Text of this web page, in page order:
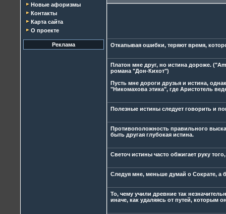
Новые афоризмы
Контакты
Карта сайта
О проекте
Реклама Откапывая ошибки, теряют время,
Платон мне друг, но истина дороже.
романа "Дон-Кихот")
Пусть мне дороги друзья и истина,
"Никомахова этика", где Аристотель
Полезные истины следует говорить и
Противоположность правильного
быть другая глубокая истина.
Светоч истины часто обжигает руку того,
Следуя мне, меньше думай о Сократе, а
То, чему учили древние так
иначе, как удаляясь от путей, которым